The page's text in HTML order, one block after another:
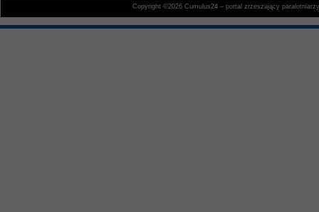
Copyright ©2026 Cumulus24 – portal zrzeszający